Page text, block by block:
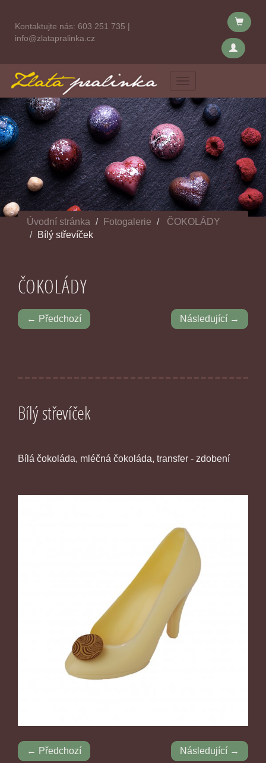
Kontaktujte nás: 603 251 735 |
info@zlatapralinka.cz
Menu
Úvodní stránka Fotogalerie
ČOKOLÁDY
Bílý střevíček
ČOKOLÁDY
← Předchozí Následující →
Bílý střevíček
Bílá čokoláda, mléčná čokoláda, transfer - zdobení
← Předchozí Následující →